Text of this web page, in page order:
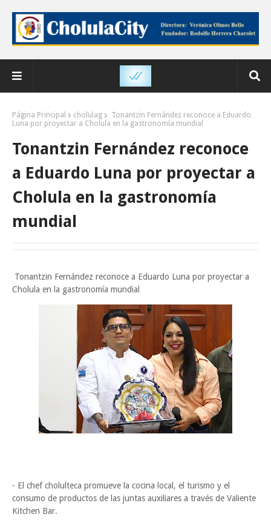
Página Principal cholulag
Tonantzin Fernández reconoce a Eduardo
Luna por proyectar a Cholula en la gastronomía mundial
Tonantzin Fernández reconoce
a Eduardo Luna por proyectar a
Cholula en la gastronomía
mundial
Tonantzin Fernández reconoce a Eduardo Luna por proyectar a
Cholula en la gastronomía mundial
- El chef cholulteca promueve la cocina local, el turismo y el
consumo de productos de las juntas auxiliares a través de Valiente
Kitchen Bar.